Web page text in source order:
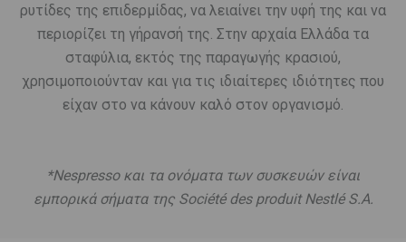
ρυτίδες της επιδερμίδας, να λειαίνει την υφή της και να
περιορίζει τη γήρανσή της. Στην αρχαία Ελλάδα τα
σταφύλια, εκτός της παραγωγής κρασιού,
χρησιμοποιούνταν και για τις ιδιαίτερες ιδιότητες που
είχαν στο να κάνουν καλό στον οργανισμό.
*Nespresso και τα ονόματα των συσκευών είναι
εμπορικά σήματα της Société des produit Nestlé S.A.